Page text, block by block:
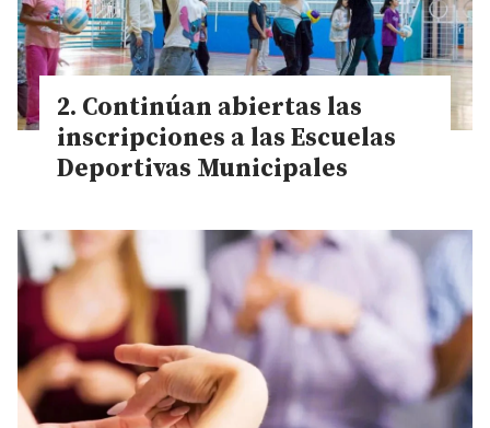
Continúan abiertas las
inscripciones a las Escuelas
Deportivas Municipales